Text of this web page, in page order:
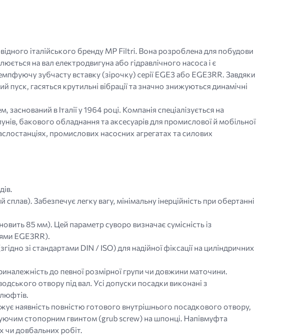
італійського бренду MP Filtri. Вона розроблена для побудови
на вал електродвигуна або гідравлічного насоса і є
зубчасту вставку (зірочку) серії EGE3 або EGE3RR. Завдяки
гасяться крутильні вібрації та значно знижуються динамічні
в Італії у 1964 році. Компанія спеціалізується на
бакового обладнання та аксесуарів для промислової й мобільної
промислових насосних агрегатах та силових
Забезпечує легку вагу, мінімальну інерційність при обертанні
85 мм). Цей параметр суворо визначає сумісність із
EGE3RR).
зі стандартами DIN / ISO) для надійної фіксації на циліндричних
до певної розмірної групи чи довжини маточини.
отвору під вал. Усі допуски посадки виконані з
наявність повністю готового внутрішнього посадкового отвору,
стопорним гвинтом (grub screw) на шпонці. Напівмуфта
чи довбальних робіт.